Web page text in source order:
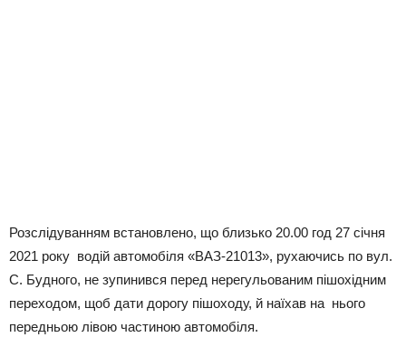
Розслідуванням встановлено, що близько 20.00 год 27 січня
2021 року водій автомобіля «ВАЗ-21013», рухаючись по вул.
С. Будного, не зупинився перед нерегульованим пішохідним
переходом, щоб дати дорогу пішоходу, й наїхав на нього
передньою лівою частиною автомобіля.